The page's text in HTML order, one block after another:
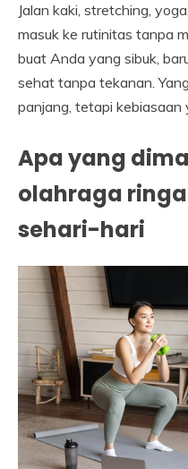
Jalan kaki, stretching,
masuk ke rutinitas tanpa
buat Anda yang sibuk,
sehat tanpa tekanan.
panjang, tetapi kebiasaan
Apa yang
olahraga
sehari-hari